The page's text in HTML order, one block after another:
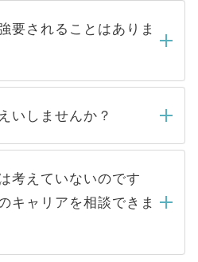
、しばらくお待ちくださ
で取り扱っている求人の
サイトからご覧いただ
人」です。非公開求人は
て、一般には公開してい
るため 人気のある医療機
うと、応募が殺到する場
める条件に合った人材の
に依頼するケースが増え
要されることはありま
することは一切ありませ
募先から内定をいただい
はありません。内定先へ
ャリアパートナーが行い
ください。
いしませんか？
することはありませんの
い。当サイトからの登録
登録者様の個人情報は、
アップおよび転職活動の
いたします。お預かりし
人データはご本人の許可
考えていないのです
キャリアを相談できま